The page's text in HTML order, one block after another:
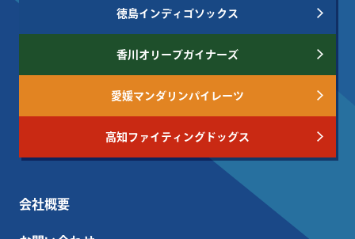
徳島インディゴソックス
香川オリーブガイナーズ
愛媛マンダリンパイレーツ
高知ファイティングドッグス
会社概要